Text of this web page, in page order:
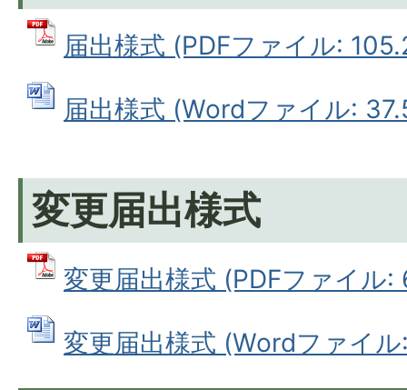
届出様式 (PDFファイル:
届出様式 (Wordファイル:
変更届出様式
変更届出様式 (PDFファイル:
変更届出様式 (Wordファイ